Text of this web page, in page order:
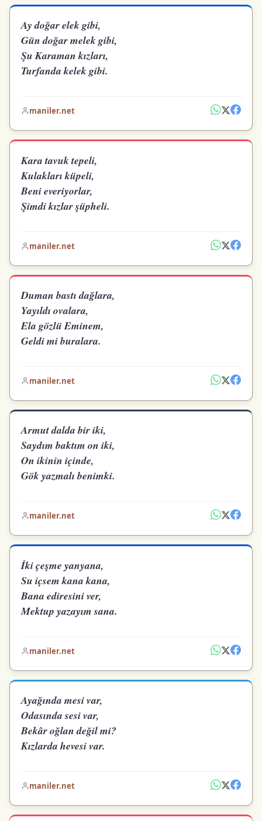
Ay doğar elek gibi,
Gün doğar melek gibi,
Şu Karaman kızları,
Turfanda kelek gibi.
maniler.net
Kara tavuk tepeli,
Kulakları küpeli,
Beni everiyorlar,
Şimdi kızlar şüpheli.
maniler.net
Duman bastı dağlara,
Yayıldı ovalara,
Ela gözlü Eminem,
Geldi mi buralara.
maniler.net
Armut dalda bir iki,
Saydım baktım on iki,
On ikinin içinde,
Gök yazmalı benimki.
maniler.net
İki çeşme yanyana,
Su içsem kana kana,
Bana ediresini ver,
Mektup yazayım sana.
maniler.net
Ayağında mesi var,
Odasında sesi var,
Bekâr oğlan değil mi?
Kızlarda hevesi var.
maniler.net